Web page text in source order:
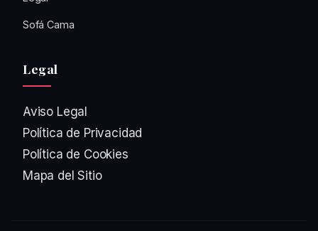
Sofá Cama
Legal
Aviso Legal
Política de Privacidad
Política de Cookies
Mapa del Sitio